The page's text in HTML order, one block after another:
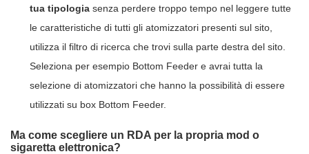
tua tipologia senza perdere troppo tempo nel leggere tutte
le caratteristiche di tutti gli atomizzatori presenti sul sito,
utilizza il filtro di ricerca che trovi sulla parte destra del sito.
Seleziona per esempio Bottom Feeder e avrai tutta la
selezione di atomizzatori che hanno la possibilità di essere
utilizzati su box Bottom Feeder.
Ma come scegliere un RDA per la propria mod o
sigaretta elettronica?